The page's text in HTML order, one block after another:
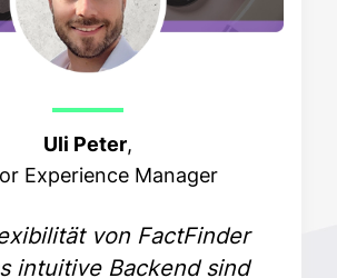
Uli Peter,
Experience Manager
von FactFinder
intuitive Backend sind